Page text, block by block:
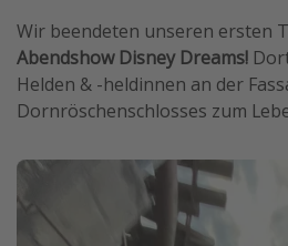
Wir beendeten unseren ersten
Abendshow Disney Dreams!
Helden & -heldinnen an der
Dornröschenschlosses zum